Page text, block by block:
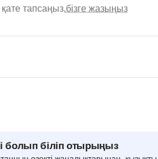
тапсаңыз,бізге жазыңыз
болып біліп отырыңыз